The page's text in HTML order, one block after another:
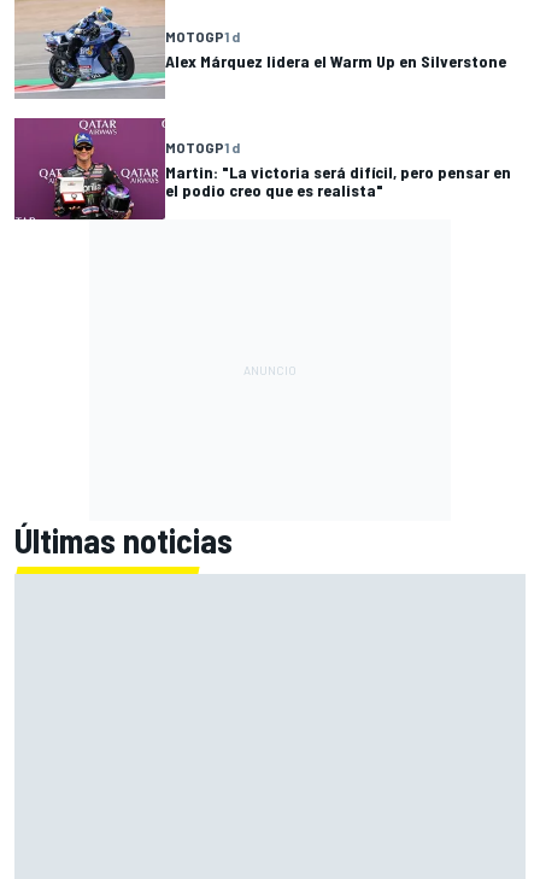
MOTOGP1 d
Alex Márquez lidera el Warm Up en Silverstone
MOTOGP1 d
Martin: "La victoria será difícil, pero pensar en
el podio creo que es realista"
Últimas noticias